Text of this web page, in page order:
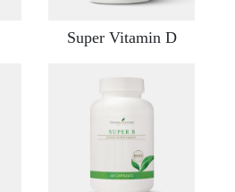
Super Vitamin D